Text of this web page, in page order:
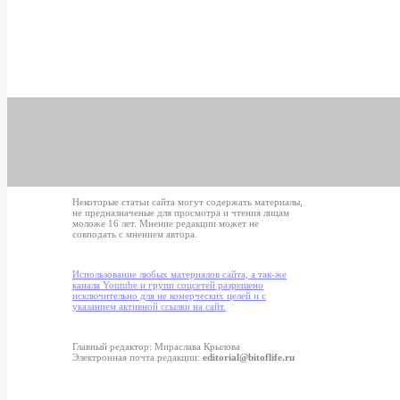
Некоторые статьи сайта могут содержать материалы,
не предназначеные для просмотра и чтения лицам
моложе 16 лет. Мнение редакции может не
совподать с мнением автора.
Использование любых материалов сайта, а так-же
канала Youtube и групп соцсетей разрешено
исключительно для не комерческих целей и с
указанием активной ссылки на сайт.
Главный редактор: Мираслава Крылова
Электронная почта редакции: editorial@bitoflife.ru